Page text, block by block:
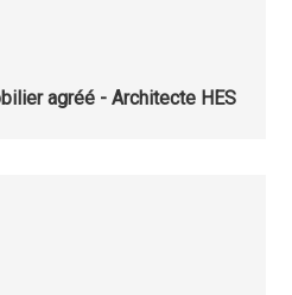
agréé - Architecte HES